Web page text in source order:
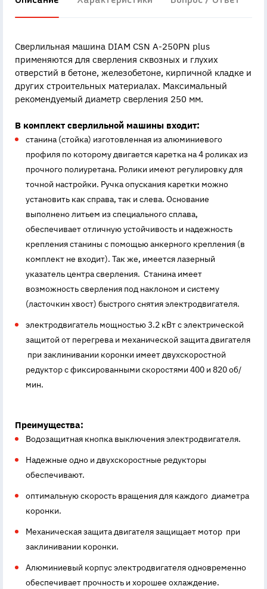
Сверлильная машина DIAM CSN A-250PN plus
применяются для сверления сквозных и глухих
отверстий в бетоне, железобетоне, кирпичной кладке и
других строительных материалах. Максимальный
рекомендуемый диаметр сверления 250 мм.
В комплект сверлильной машины входит:
станина (стойка) изготовленная из алюминиевого
профиля по которому двигается каретка на 4 роликах из
прочного полиуретана. Ролики имеют регулировку для
точной настройки. Ручка опускания каретки можно
установить как справа, так и слева. Основание
выполнено литьем из специального сплава,
обеспечивает отличную устойчивость и надежность
крепления станины с помощью анкерного крепления (в
комплект не входит). Так же, имеется лазерный
указатель центра сверления. Станина имеет
возможность сверления под наклоном и систему
(ласточкин хвост) быстрого снятия электродвигателя.
электродвигатель мощностью 3.2 кВт с электрической
защитой от перегрева и механической защита двигателя
при заклинивании коронки имеет двухскоростной
редуктор с фиксированными скоростями 400 и 820 об/
мин.
Преимущества:
Водозащитная кнопка выключения электродвигателя.
Надежные одно и двухскоростные редукторы
обеспечивают.
оптимальную скорость вращения для каждого диаметра
коронки.
Механическая защита двигателя защищает мотор при
заклинивании коронки.
Алюминиевый корпус электродвигателя одновременно
обеспечивает прочность и хорошее охлаждение.